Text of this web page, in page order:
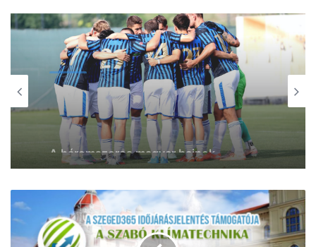
SPORT
2026, augusztus 8. 15:50
A háromszoros magyar bajnok
VIDEOTON FC – Fehérvár ellen lép
pályára ma délután a Szeged – Csanád
GA
SPORT
2026, augusztus 8. 14:36
Meccsnap van: a HBC Nantessel csap
össze a Pick Szeged!